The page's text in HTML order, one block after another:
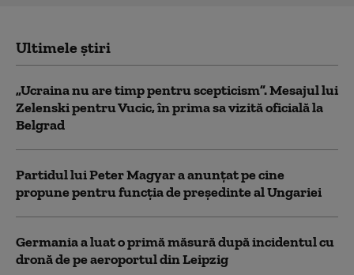
Ultimele știri
„Ucraina nu are timp pentru scepticism”. Mesajul lui
Zelenski pentru Vucic, în prima sa vizită oficială la
Belgrad
Partidul lui Peter Magyar a anunțat pe cine
propune pentru funcția de președinte al Ungariei
Germania a luat o primă măsură după incidentul cu
dronă de pe aeroportul din Leipzig